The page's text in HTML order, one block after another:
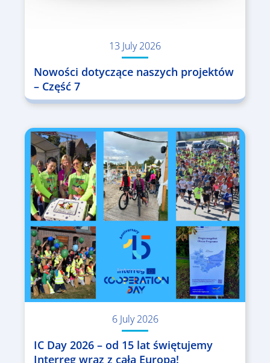
13 July 2026
Nowości dotyczące naszych projektów
– Część 7
6 July 2026
IC Day 2026 – od 15 lat świętujemy
Interreg wraz z całą Europą!